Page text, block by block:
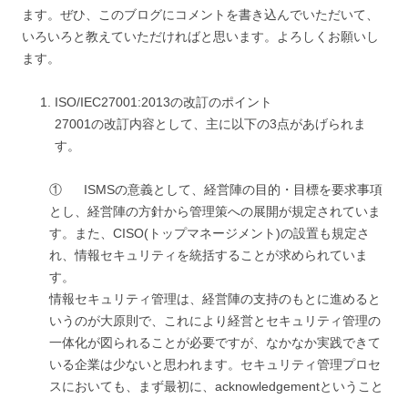
ます。ぜひ、このブログにコメントを書き込んでいただいて、
いろいろと教えていただければと思います。よろしくお願いし
ます。
ISO/IEC27001:2013の改訂のポイント
27001の改訂内容として、主に以下の3点があげられま
す。
① ISMSの意義として、経営陣の目的・目標を要求事項
とし、経営陣の方針から管理策への展開が規定されていま
す。また、CISO(トップマネージメント)の設置も規定さ
れ、情報セキュリティを統括することが求められていま
す。
情報セキュリティ管理は、経営陣の支持のもとに進めると
いうのが大原則で、これにより経営とセキュリティ管理の
一体化が図られることが必要ですが、なかなか実践できて
いる企業は少ないと思われます。セキュリティ管理プロセ
スにおいても、まず最初に、acknowledgementということ